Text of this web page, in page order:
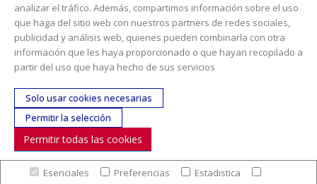
Dirección:c/ Cercedilla nº 14, 28925 Alcorcón
Email:contacta aquí
Teléfono:913519435
SÍGUENOS
© Copyright 2017. Todos los derechos reservados. |Nuestra
analizar el tráfico. Además, compartimos información sobre el uso
que haga del sitio web con nuestros partners de redes sociales,
publicidad y análisis web, quienes pueden combinarla con otra
información que les haya proporcionado o que hayan recopilado a
partir del uso que haya hecho de sus servicios
Solo usar cookies necesarias
Permitir la selección
Permitir todas las cookies
Esenciales Preferencias
Estadistica